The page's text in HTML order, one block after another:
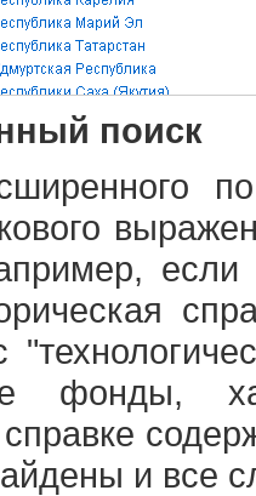
поиск
фонды,
и все